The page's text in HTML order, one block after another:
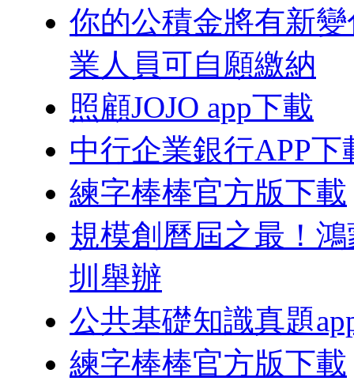
你的公積金將有新
業人員可自願繳納
照顧JOJO app下載
中行企業銀行APP下
練字棒棒官方版下載
規模創曆屆之最！
圳舉辦
公共基礎知識真題
練字棒棒官方版下載